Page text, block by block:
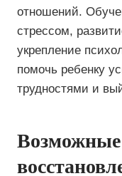
отношений.
стрессом,
укрепление
помочь ребенку
трудностями и